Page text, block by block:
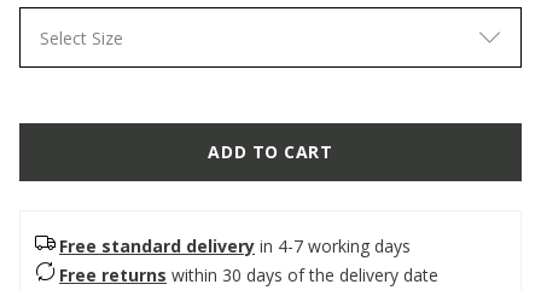
Select Size
ADD TO CART
Free standard delivery in 4-7 working days
Free returns within 30 days of the delivery date